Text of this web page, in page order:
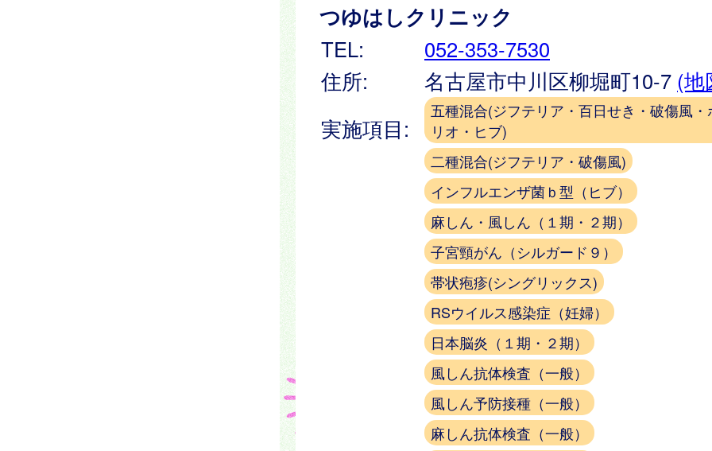
つゆはしクリニック
TEL:
052-353-7530
住所:
名古屋市中川区柳堀町10-7 (地
実施項目:
五種混合(ジフテリア・百日せき・破傷風・
リオ・ヒブ)
二種混合(ジフテリア・破傷風)
インフルエンザ菌ｂ型（ヒブ）
麻しん・風しん（１期・２期）
子宮頸がん（シルガード９）
帯状疱疹(シングリックス)
RSウイルス感染症（妊婦）
日本脳炎（１期・２期）
風しん抗体検査（一般）
風しん予防接種（一般）
麻しん抗体検査（一般）